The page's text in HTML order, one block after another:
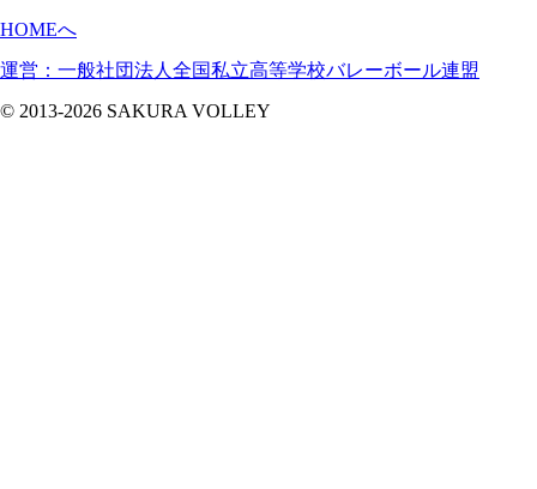
HOMEへ
運営：一般社団法人全国私立高等学校バレーボール連盟
© 2013-2026 SAKURA VOLLEY